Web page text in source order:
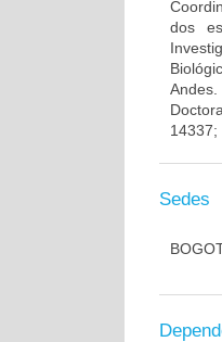
dos
14337;
Sedes